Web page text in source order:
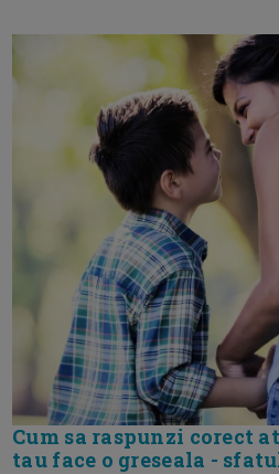
Cum sa raspunzi corect
tau face o greseala -